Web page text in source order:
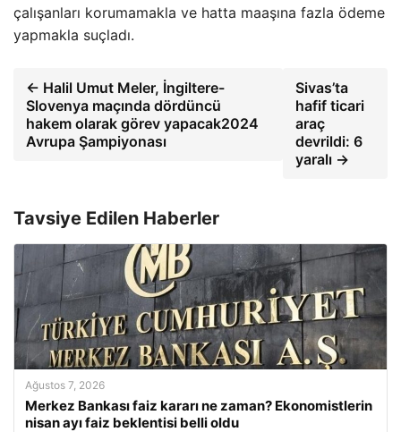
çalışanları korumamakla ve hatta maaşına fazla ödeme
yapmakla suçladı.
← Halil Umut Meler, İngiltere-
Slovenya maçında dördüncü
hakem olarak görev yapacak2024
Avrupa Şampiyonası
Sivas’ta
hafif ticari
araç
devrildi: 6
yaralı →
Tavsiye Edilen Haberler
Ağustos 7, 2026
Merkez Bankası faiz kararı ne zaman? Ekonomistlerin
nisan ayı faiz beklentisi belli oldu